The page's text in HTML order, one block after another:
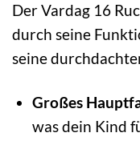
Der Vardag 16
durch seine
seine
Großes
was dein Kind